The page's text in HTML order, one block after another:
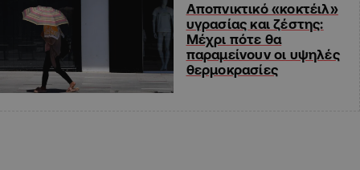
Αποπνικτικό «κοκτέιλ»
υγρασίας και ζέστης:
Μέχρι πότε θα
παραμείνουν οι υψηλές
θερμοκρασίες